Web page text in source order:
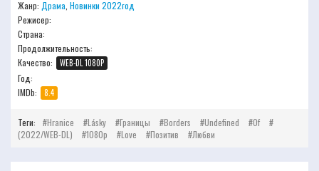
Жанр: Драма Новинки 2022год
Режисер:
Страна:
Продолжительность:
Качество:
WEB-DL 1080P
Год:
IMDb:
8.4
Теги: Hranice Lásky Границы Borders Undefined
Of
(2022/WEB-DL)
1080p Love Позитив Любви